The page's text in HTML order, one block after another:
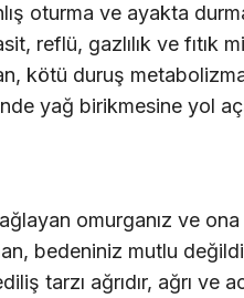
oturma ve ayakta
reflü, gazlılık ve fıtık
kötü duruş
yağ birikmesine yol
omurganız ve ona
bedeniniz mutlu
tarzı ağrıdır, ağrı ve